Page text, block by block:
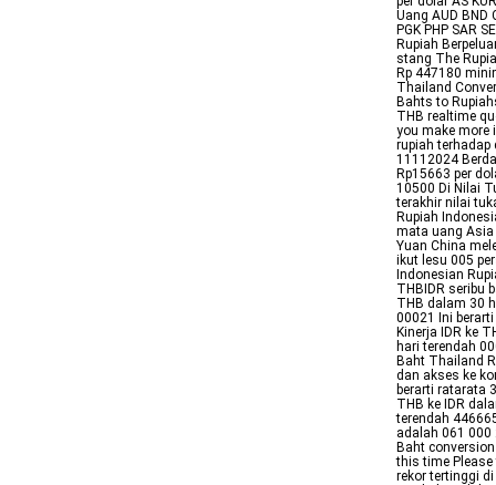
Uang AUD BND
PGK PHP SAR
Rupiah
stang The
Rp 447180
Thailand
Bahts to
THB realtime
you make more
rupiah terhadap
11112024
Rp15663 per
10500 Di Nilai
terakhir nilai
Rupiah
mata uang
Yuan China
ikut lesu 005
Indonesian
THBIDR seribu
THB dalam 30
00021 Ini
Kinerja IDR ke
hari terendah
Baht Thailand
dan akses ke
berarti ratarata
THB ke IDR
terendah
adalah 061
Baht
this time
rekor tertinggi